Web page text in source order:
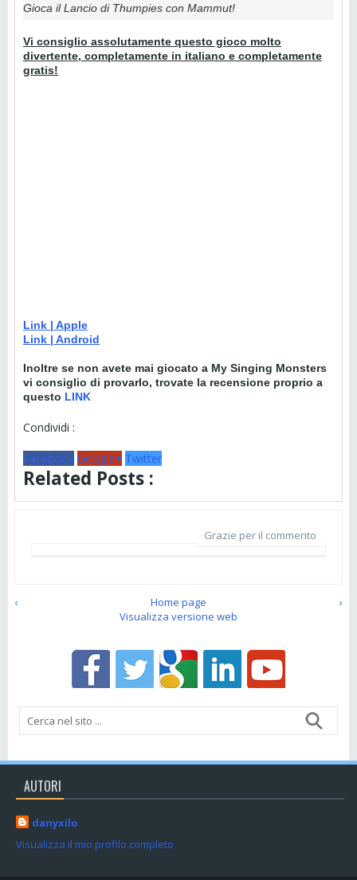
Gioca il Lancio di Thumpies con Mammut!
Vi consiglio assolutamente questo gioco molto
divertente, completamente in italiano e completamente
gratis!
Link | Apple
Link | Android
Inoltre se non avete mai giocato a My Singing Monsters
vi consiglio di provarlo, trovate la recensione proprio a
questo LINK
Condividi :
Facebook Google+ Twitter
Related Posts :
Grazie per il commento
‹ ›
Home page
Visualizza versione web
AUTORI
danyxilo
Visualizza il mio profilo completo